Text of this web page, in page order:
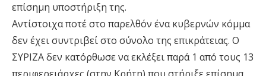
επίσημη υποστήριξη της.
Αντίστοιχα ποτέ στο παρελθόν ένα κυβερνών κόμμα
δεν έχει συντριβεί στο σύνολο της επικράτειας. Ο
ΣΥΡΙΖΑ δεν κατόρθωσε να εκλέξει παρά 1 από τους 13